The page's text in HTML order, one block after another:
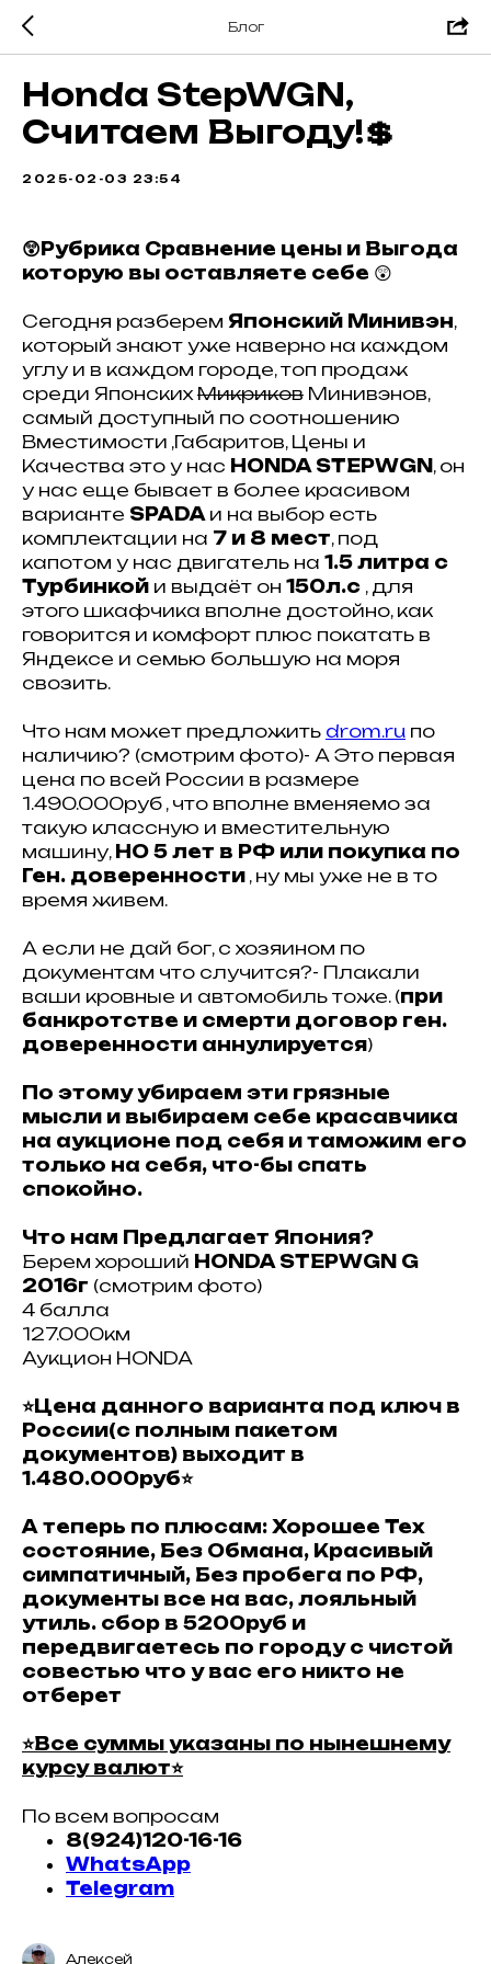
Блог
Honda StepWGN,
Считаем Выгоду!💲
2025-02-03 23:54
😲Рубрика Сравнение цены и Выгода
которую вы оставляете себе 😲
Cегодня разберем Японский Минивэн,
который знают уже наверно на каждом
углу и в каждом городе, топ продаж
среди ЯпонскихМикриков Минивэнов,
самый доступный по соотношению
Вместимости ,Габаритов, Цены и
Качества это у нас HONDA STEPWGN , он
у нас еще бывает в более красивом
варианте SPADA и на выбор есть
комплектации на 7 и 8 мест, под
капотом у нас двигатель на 1.5 литра с
Турбинкой и выдаёт он 150л.с , для
этого шкафчика вполне достойно, как
говорится и комфорт плюс покатать в
Яндексе и семью большую на моря
свозить.
Что нам может предложить drom.ru по
наличию? (смотрим фото)- А Это первая
цена по всей России в размере
1.490.000руб , что вполне вменяемо за
такую классную и вместительную
машину, НО 5 лет в РФ или покупка по
Ген. доверенности , ну мы уже не в то
время живем.
А если не дай бог, с хозяином по
документам что случится?- Плакали
ваши кровные и автомобиль тоже. (при
банкротстве и смерти договор ген.
доверенности аннулируется)
По этому убираем эти грязные
мысли и выбираем себе красавчика
на аукционе под себя и таможим его
только на себя, что-бы спать
спокойно.
Что нам Предлагает Япония?
Берем хороший HONDA STEPWGN G
2016г (смотрим фото)
4 балла
127.000км
Аукцион HONDA
⭐Цена данного варианта под ключ в
России(с полным пакетом
документов) выходит в
1.480.000руб⭐
А теперь по плюсам: Хорошее Тех
состояние, Без Обмана, Красивый
симпатичный, Без пробега по РФ,
документы все на вас, лояльный
утиль. сбор в 5200руб и
передвигаетесь по городу с чистой
совестью что у вас его никто не
отберет
⭐Все суммы указаны по нынешнему
курсу валют⭐
По всем вопросам
8(924)120-16-16
WhatsApp
Telegram
Алексей